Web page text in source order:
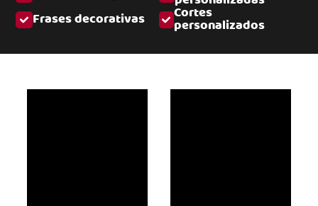
Frases decorativas
Cortes
personalizados